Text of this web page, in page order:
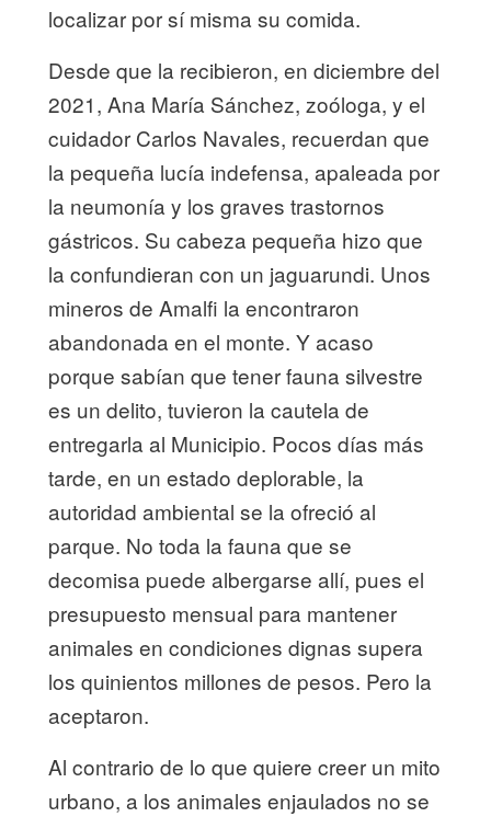
localizar por sí misma su comida.
Desde que la recibieron, en diciembre del
2021, Ana María Sánchez, zoóloga, y el
cuidador Carlos Navales, recuerdan que
la pequeña lucía indefensa, apaleada por
la neumonía y los graves trastornos
gástricos. Su cabeza pequeña hizo que
la confundieran con un jaguarundi. Unos
mineros de Amalfi la encontraron
abandonada en el monte. Y acaso
porque sabían que tener fauna silvestre
es un delito, tuvieron la cautela de
entregarla al Municipio. Pocos días más
tarde, en un estado deplorable, la
autoridad ambiental se la ofreció al
parque. No toda la fauna que se
decomisa puede albergarse allí, pues el
presupuesto mensual para mantener
animales en condiciones dignas supera
los quinientos millones de pesos. Pero la
aceptaron.
Al contrario de lo que quiere creer un mito
urbano, a los animales enjaulados no se